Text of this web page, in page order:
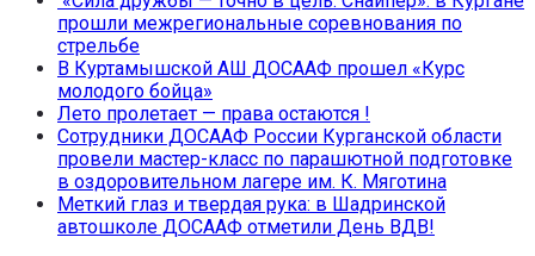
прошли межрегиональные соревнования по
стрельбе
В Куртамышской АШ ДОСААФ прошел «Курс
молодого бойца»
Лето пролетает — права остаются !
Сотрудники ДОСААФ России Курганской области
провели мастер-класс по парашютной подготовке
в оздоровительном лагере им. К. Мяготина
Меткий глаз и твердая рука: в Шадринской
автошколе ДОСААФ отметили День ВДВ!